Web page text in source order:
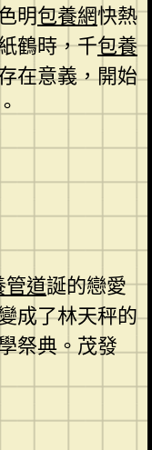
明包養網快熱
鶴時，千包養
在意義，開始
管道誕的戀愛
成了林天秤的
祭典。茂發